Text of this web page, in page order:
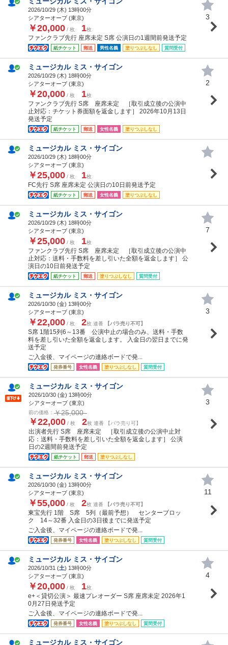
2026/10/29 (木) 13時00分
シアターオーブ (東京)
￥20,000 / 枚 1枚
ファンクラブ先行 座席未定 S席 公演日の1週間前発送予定
紙チケット 郵送 男性名義 塗りつぶしなし 質問受付
3
ミュージカル ミス・サイゴン
2026/10/29 (木) 18時00分
シアターオーブ (東京)
￥20,000 / 枚 1枚
ファンクラブ先行 S席 座席未定 ［取引成立後の公演中
止対応：チケット券面額を返金します］ 2026年10月13日
発送予定
紙チケット 郵送 女性名義 塗りつぶしなし
2
ミュージカル ミス・サイゴン
2026/10/29 (木) 18時00分
シアターオーブ (東京)
￥25,000 / 枚 1枚
FC先行 S席 座席未定 公演日の10日前発送予定
紙チケット 郵送 女性名義 塗りつぶしなし
ミュージカル ミス・サイゴン
2026/10/29 (木) 18時00分
シアターオーブ (東京)
￥25,000 / 枚 1枚
ファンクラブ先行 S席 座席未定 ［取引成立後の公演中
止対応：送料・手数料を差し引いた全額を返金します］ 公
演日の10日前発送予定
紙チケット 郵送 塗りつぶしなし 質問受付
7
ミュージカル ミス・サイゴン
2026/10/30 (金) 13時00分
シアターオーブ (東京)
￥22,000 / 枚 2枚 連番 【バラ売り不可】
S席 1階15列6～13番 公演中止の場合のみ、送料・手数
料を差し引いた全額を返金します。 入金日の翌日までに発
送予定
ご入金後、マイページの連絡ボードで発...
発券番号 女性名義 塗りつぶしなし 質問受付
3
ミュージカル ミス・サイゴン
2026/10/30 (金) 13時00分
シアターオーブ (東京)
前の価格： ￥25,000
￥22,000 / 枚 2枚 連番 【バラ売り可】
出演者先行 S席 座席未定 ［取引成立後の公演中止対
応：送料・手数料を差し引いた全額を返金します］ 公演
日の2週間前発送予定
紙チケット 郵送 塗りつぶしなし
3
ミュージカル ミス・サイゴン
2026/10/30 (金) 13時00分
シアターオーブ (東京)
￥55,000 / 枚 2枚 連番 【バラ売り不可】
東宝先行 1階 S席 5列（最前予想） センターブロッ
ク 14～32番 入金日の3日後までに発送予定
ご入金後、マイページの連絡ボードで発...
発券番号 女性名義 塗りつぶしなし 質問受付
11
ミュージカル ミス・サイゴン
2026/10/31 (土) 13時00分
シアターオーブ (東京)
￥20,000 / 枚 1枚
e+＜貸切公演＞ 最速プレオーダー S席 座席未定 2026年1
0月27日発送予定
ご入金後、マイページの連絡ボードで発...
発券番号 女性名義 塗りつぶしなし 質問受付
4
ミュージカル ミス・サイゴン